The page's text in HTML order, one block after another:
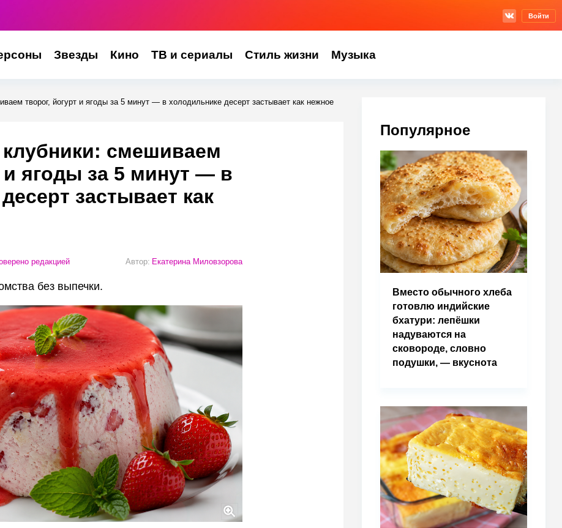
Войти
Звезды Кино ТВ и сериалы Стиль жизни Музыка
творог, йогурт и ягоды за 5 минут — в холодильнике десерт застывает как нежное
клубники: смешиваем
и ягоды за 5 минут — в
застывает как
редакцией Автор: Екатерина Миловзорова
без выпечки.
Популярное
Вместо обычного хлеба
готовлю индийские
бхатури: лепёшки
надуваются на
сковороде, словно
подушки, — вкуснота